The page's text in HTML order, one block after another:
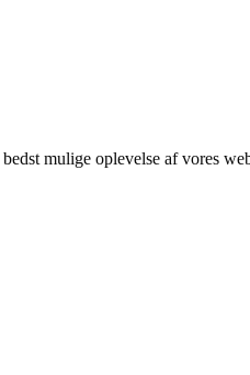
mulige oplevelse af vores